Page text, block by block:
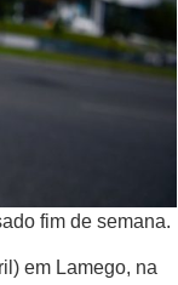
fim de semana.
em Lamego, na